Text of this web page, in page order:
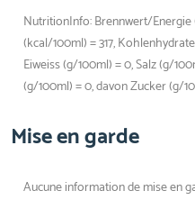
NutritionInfo: Brennwert/Energie
(kcal/100ml) = 317,
Eiweiss (g/100ml) = 0, Salz (g/
(g/100ml) = 0, davon Zucker (g/
Mise en garde
Aucune information de mise en